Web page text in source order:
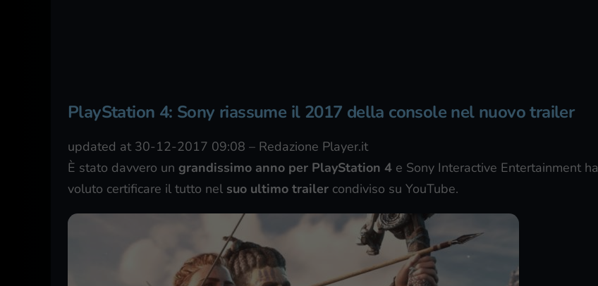
PlayStation 4: Sony riassume il 2017 della console nel nuovo trailer
updated at 30-12-2017 09:08 – Redazione Player.it
È stato davvero un grandissimo anno per PlayStation 4 e Sony Interactive Entertainment ha
voluto certificare il tutto nel suo ultimo trailer condiviso su YouTube.